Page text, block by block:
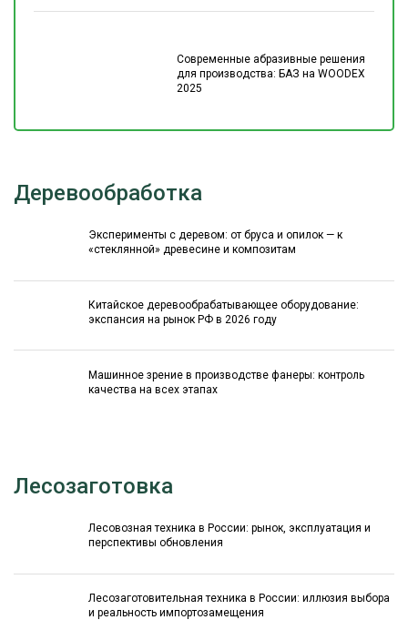
Современные абразивные решения
для производства: БАЗ на WOODEX
2025
Деревообработка
Эксперименты с деревом: от бруса и опилок — к
«стеклянной» древесине и композитам
Китайское деревообрабатывающее оборудование:
экспансия на рынок РФ в 2026 году
Машинное зрение в производстве фанеры: контроль
качества на всех этапах
Лесозаготовка
Лесовозная техника в России: рынок, эксплуатация и
перспективы обновления
Лесозаготовительная техника в России: иллюзия выбора
и реальность импортозамещения